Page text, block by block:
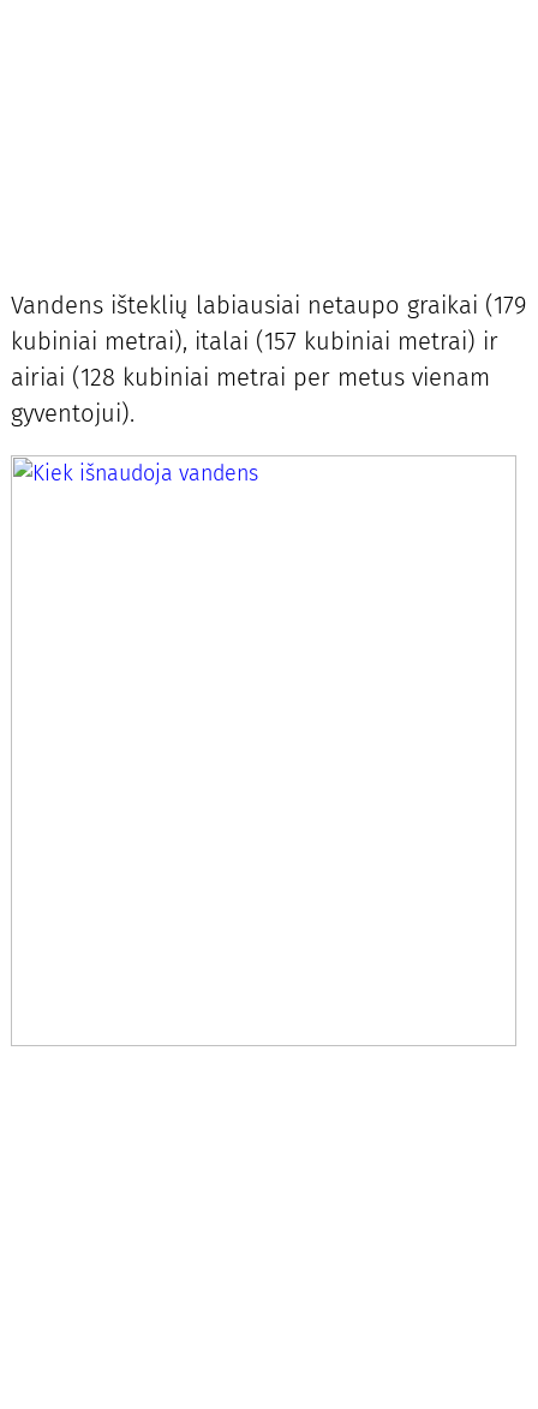
Vandens išteklių labiausiai netaupo graikai (179
kubiniai metrai), italai (157 kubiniai metrai) ir
airiai (128 kubiniai metrai per metus vienam
gyventojui).